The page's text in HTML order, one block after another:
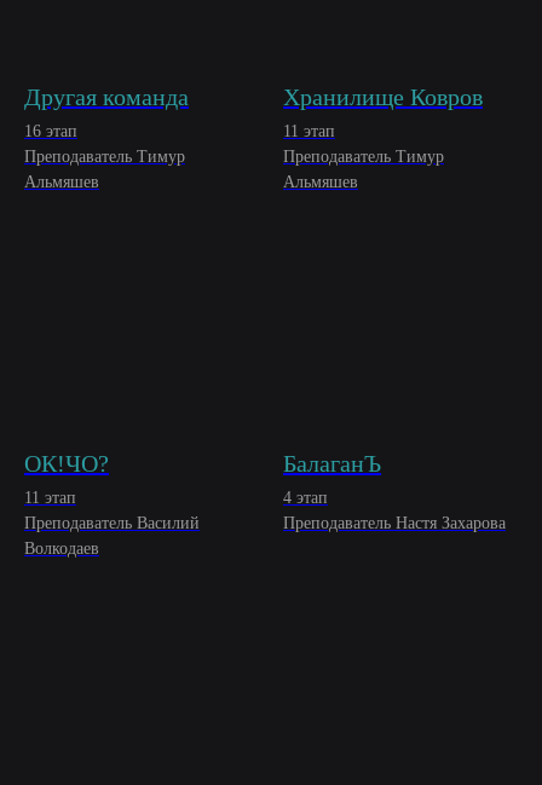
Другая команда
16 этап
Преподаватель Тимур
Альмяшев
Хранилище Ковров
11 этап
Преподаватель Тимур
Альмяшев
ОК!ЧО?
11 этап
Преподаватель Василий
Волкодаев
БалаганЪ
4 этап
Преподаватель Настя Захарова